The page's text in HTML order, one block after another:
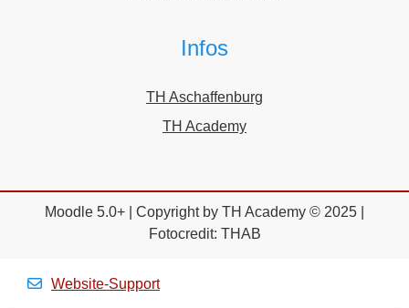
Infos
TH Aschaffenburg
TH Academy
Moodle 5.0+ | Copyright by TH Academy © 2025 |
Fotocredit: THAB
Website-Support